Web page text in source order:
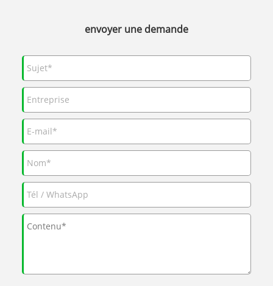
envoyer une demande